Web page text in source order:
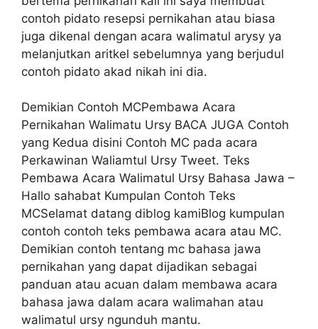
contoh pidato resepsi pernikahan atau biasa
juga dikenal dengan acara walimatul arysy ya
melanjutkan aritkel sebelumnya yang berjudul
contoh pidato akad nikah ini dia.
Demikian Contoh MCPembawa Acara
Pernikahan Walimatu Ursy BACA JUGA Contoh
yang Kedua disini Contoh MC pada acara
Perkawinan Waliamtul Ursy Tweet. Teks
Pembawa Acara Walimatul Ursy Bahasa Jawa –
Hallo sahabat Kumpulan Contoh Teks
MCSelamat datang diblog kamiBlog kumpulan
contoh contoh teks pembawa acara atau MC.
Demikian contoh tentang mc bahasa jawa
pernikahan yang dapat dijadikan sebagai
panduan atau acuan dalam membawa acara
bahasa jawa dalam acara walimahan atau
walimatul ursy ngunduh mantu.